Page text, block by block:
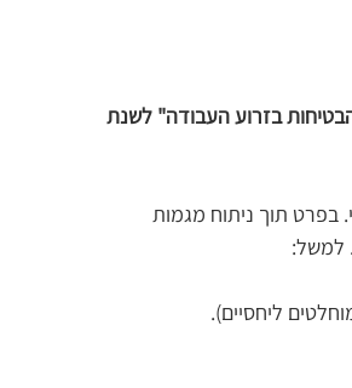
בזרוע העבודה" לשנת
בפרט תוך ניתוח מגמות
למשל:
ליחסיים).